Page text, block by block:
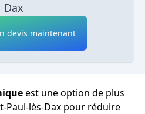
Dax
devis maintenant
est une option de plus
Paul-lès-Dax pour réduire